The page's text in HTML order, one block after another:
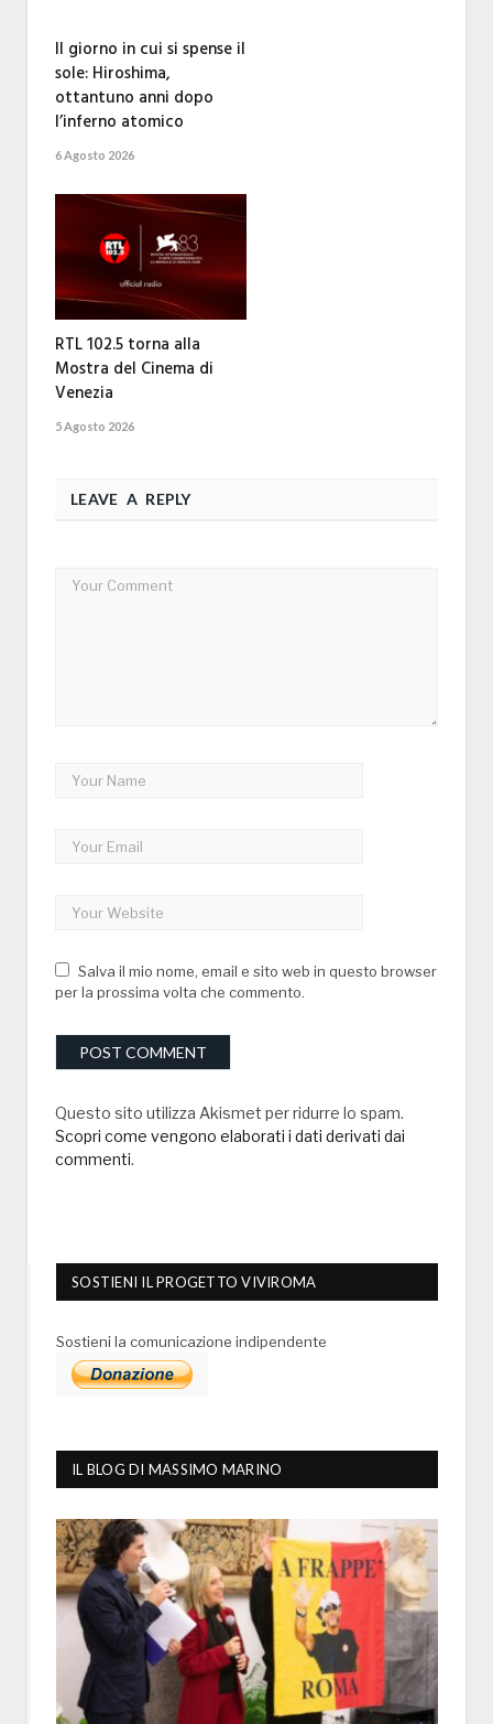
Il giorno in cui si spense il
sole: Hiroshima,
ottantuno anni dopo
l’inferno atomico
6 Agosto 2026
RTL 102.5 torna alla
Mostra del Cinema di
Venezia
5 Agosto 2026
LEAVE A REPLY
Salva il mio nome, email e sito web in questo browser
per la prossima volta che commento.
Questo sito utilizza Akismet per ridurre lo spam.
Scopri come vengono elaborati i dati derivati dai
commenti.
SOSTIENI IL PROGETTO VIVIROMA
Sostieni la comunicazione indipendente
IL BLOG DI MASSIMO MARINO